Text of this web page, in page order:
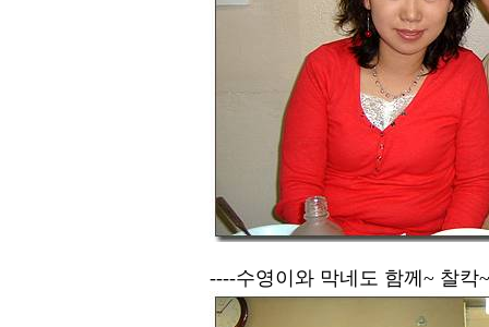
----수영이와 막네도 함께~ 찰칵~